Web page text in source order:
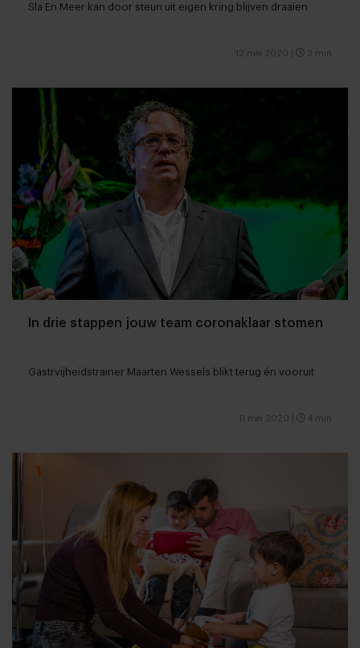
Sla En Meer kan door steun uit eigen kring blijven draaien
12 mei 2020 3 min
In drie stappen jouw team coronaklaar stomen
Gastrvijheidstrainer Maarten Wessels blikt terug én vooruit
11 mei 2020 4 min